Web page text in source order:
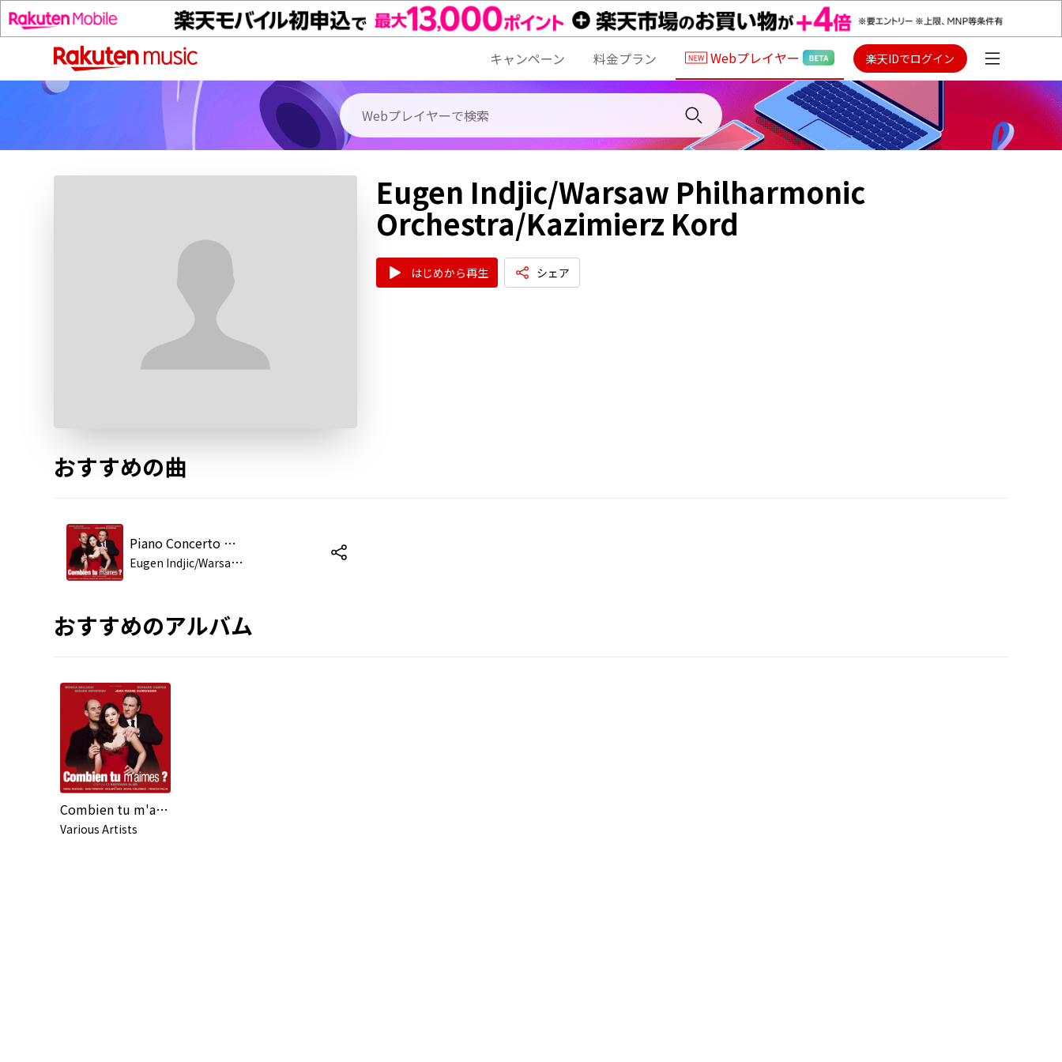
キャンペーン 料金プラン Webプレイヤー 楽天IDでログイン
Eugen Indjic/Warsaw Philharmonic
Orchestra/Kazimierz Kord
はじめから再生 シェア
おすすめの曲
Piano Concerto No. 2 in F minor Op. 21: II. Larghetto
E
ugen Indjic/Warsaw Philharmonic Orchestra/Kazimierz Kord
おすすめのアルバム
Combien tu m'aimes [Original Soundtrack Recording]
Various Artists